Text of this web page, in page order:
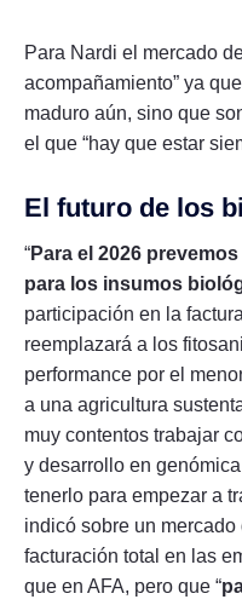
Para Nardi el mercado
acompañamiento” ya
maduro aún, sino que
el que “hay que estar
El futuro de los
“Para el 2026
para los insumos
participación en la
reemplazará a los
performance por el
a una agricultura
muy contentos trabajar
y desarrollo en
tenerlo para empezar a
indicó sobre un
facturación total en las
que en AFA, pero que “